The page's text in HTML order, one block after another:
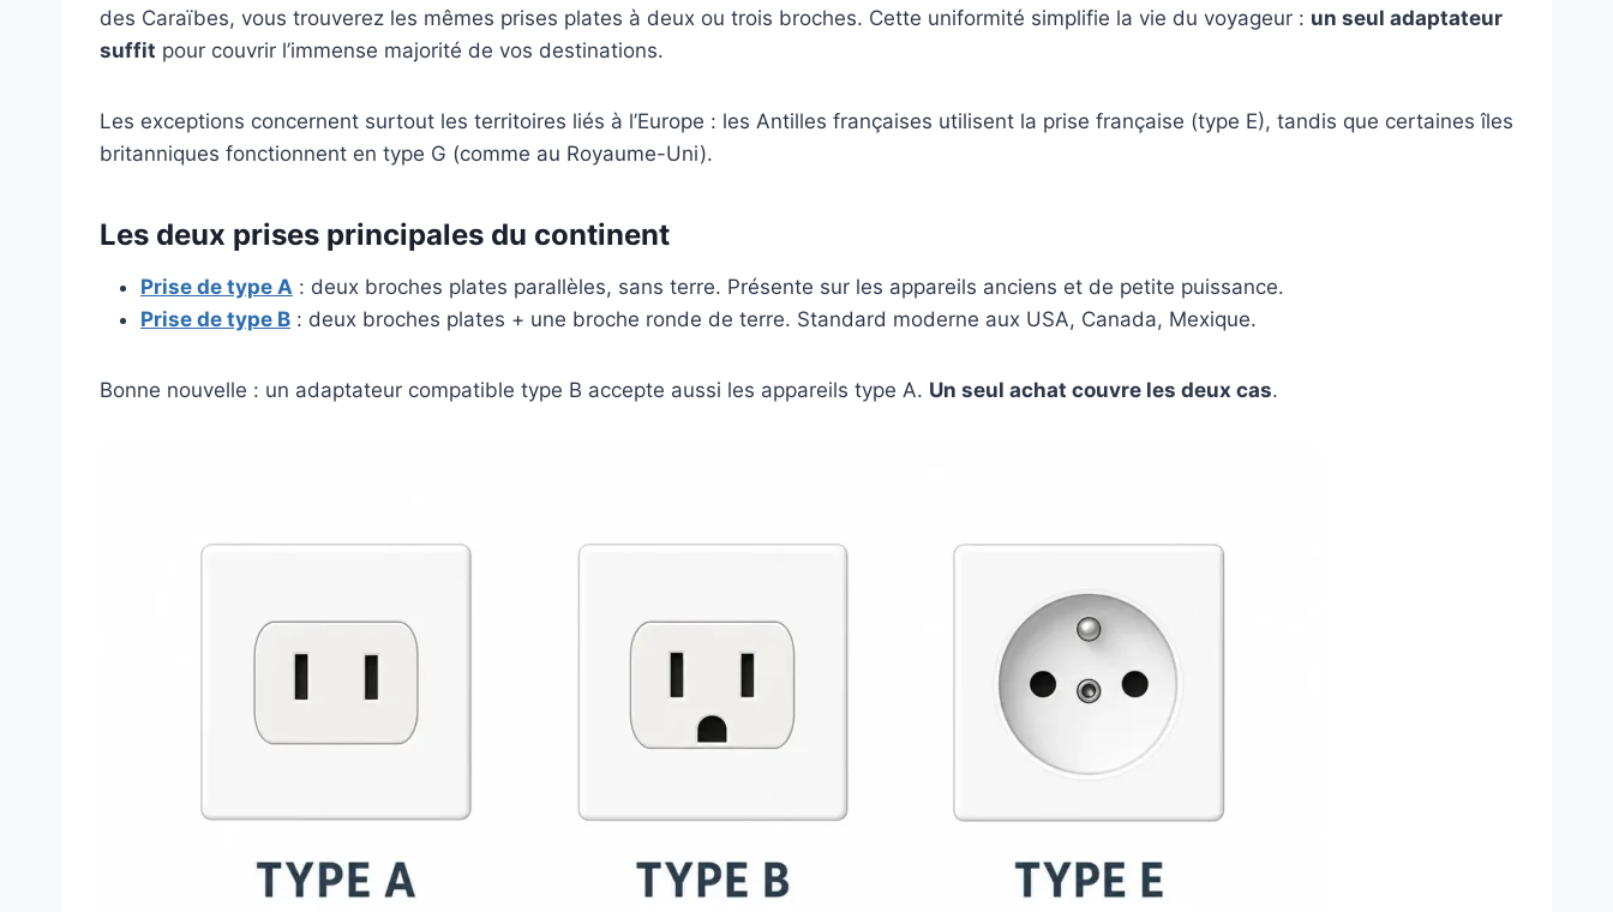
des Caraïbes, vous trouverez les mêmes prises plates à deux ou trois broches. Cette uniformité simplifie la vie du voyageur : un seul adaptateur
suffit pour couvrir l’immense majorité de vos destinations.
Les exceptions concernent surtout les territoires liés à l’Europe : les Antilles françaises utilisent la prise française (type E), tandis que certaines îles
britanniques fonctionnent en type G (comme au Royaume-Uni).
Les deux prises principales du continent
Prise de type A : deux broches plates parallèles, sans terre. Présente sur les appareils anciens et de petite puissance.
Prise de type B : deux broches plates + une broche ronde de terre. Standard moderne aux USA, Canada, Mexique.
Bonne nouvelle : un adaptateur compatible type B accepte aussi les appareils type A. Un seul achat couvre les deux cas.